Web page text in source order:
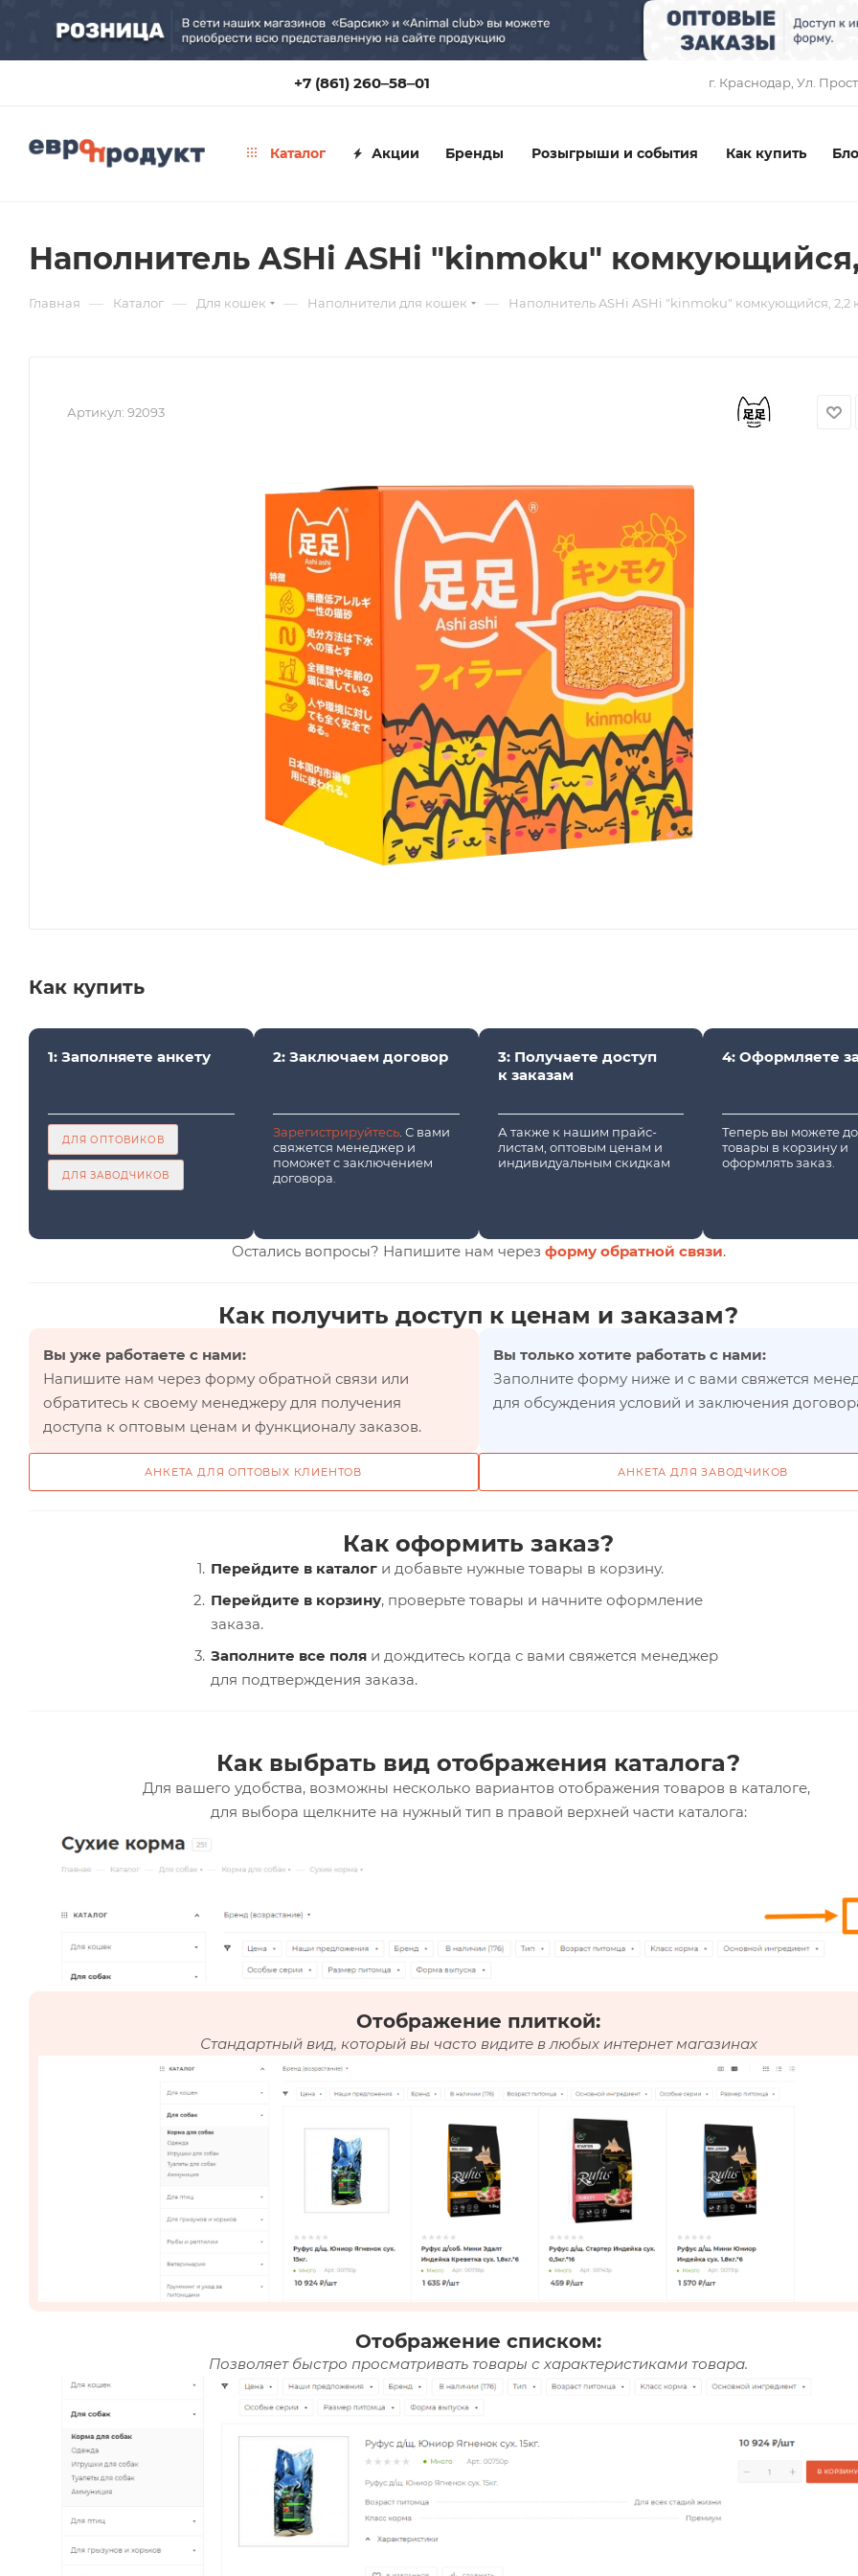
+7 (861) 260‒58‒01 г. Краснодар, ​Ул.
Каталог Акции Бренды Розыгрыши и события Как купить
Наполнитель ASHi ASHi "kinmoku" комкующийся,
Главная — Каталог — Для кошек — Наполнители для кошек — Наполнитель ASHi ASHi "kinmoku" комкующийся, 2,2
Артикул: 92093
Как купить
1: Заполняете анкету
ДЛЯ ОПТОВИКОВ
ДЛЯ ЗАВОДЧИКОВ
2: Заключаем договор
Зарегистрируйтесь. С вами
свяжется менеджер и
поможет с заключением
договора.
3: Получаете доступ
к заказам
А также к нашим прайс-
листам, оптовым ценам и
индивидуальным скидкам
4: Оформляете
Теперь вы можете
товары в корзину и
оформлять заказ.
Остались вопросы? Напишите нам через форму обратной связи.
Как получить доступ к ценам и заказам?
Вы уже работаете с нами:
Напишите нам через форму обратной связи или
обратитесь к своему менеджеру для получения
доступа к оптовым ценам и функционалу заказов.
Вы только хотите работать с нами:
Заполните форму ниже и с вами свяжется
для обсуждения условий и заключения
АНКЕТА ДЛЯ ОПТОВЫХ КЛИЕНТОВ АНКЕТА ДЛЯ ЗАВОДЧИКОВ
Как оформить заказ?
Перейдите в каталоги добавьте нужные товары в корзину.
Перейдите в корзину, проверьте товары и начните оформление
заказа.
Заполните все поляи дождитесь когда с вами свяжется менеджер
для подтверждения заказа.
Как выбрать вид отображения каталога?
Для вашего удобства, возможны несколько вариантов отображения товаров в каталоге,
для выбора щелкните на нужный тип в правой верхней части каталога:
Отображение плиткой:
Стандартный вид, который вы часто видите в любых интернет магазинах
Отображение списком:
Позволяет быстро просматривать товары с характеристиками товара.